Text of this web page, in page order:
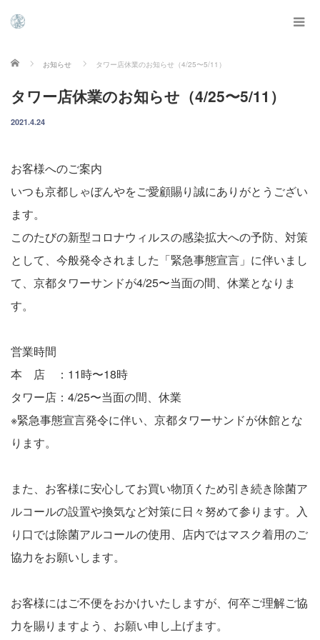
ホーム お知らせ タワー店休業のお知らせ（4/25〜5/11）
タワー店休業のお知らせ（4/25〜5/11）
2021.4.24
お客様へのご案内
いつも京都しゃぼんやをご愛顧賜り誠にありがとうござい
ます。
このたびの新型コロナウィルスの感染拡大への予防、対策
として、今般発令されました「緊急事態宣言」に伴いまし
て、京都タワーサンドが4/25〜当面の間、休業となりま
す。
営業時間
本 店 ：11時〜18時
タワー店：4/25〜当面の間、休業
※緊急事態宣言発令に伴い、京都タワーサンドが休館とな
ります。
また、お客様に安心してお買い物頂くため引き続き除菌ア
ルコールの設置や換気など対策に日々努めて参ります。入
り口では除菌アルコールの使用、店内ではマスク着用のご
協力をお願いします。
お客様にはご不便をおかけいたしますが、何卒ご理解ご協
力を賜りますよう、お願い申し上げます。